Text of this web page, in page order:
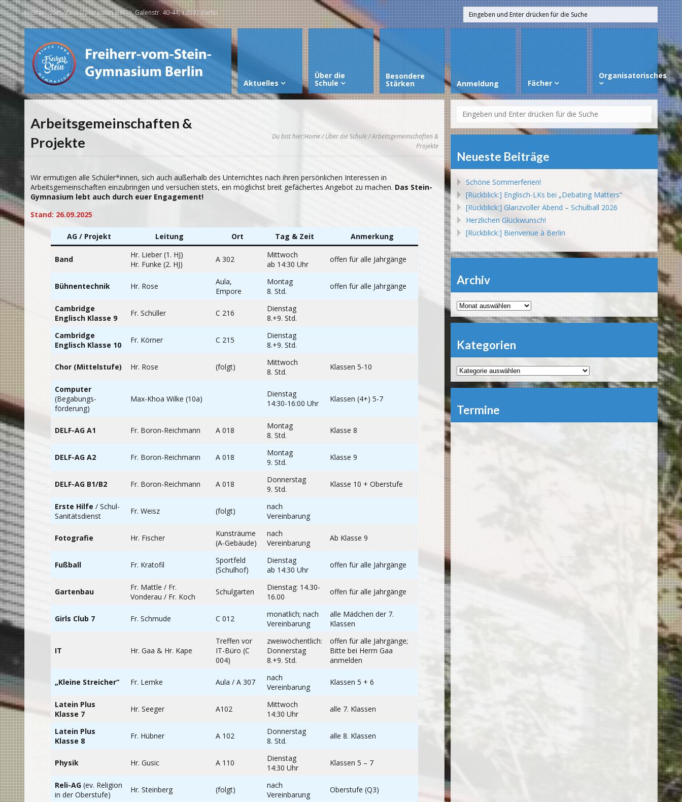
Freiherr-vom-Stein-Gymnasium Berlin, Galenstr. 40-44, 13597 Berlin
Aktuelles
Über die
Schule
Besondere
Stärken Anmeldung Fächer
Organisatorisches
Arbeitsgemeinschaften &
Projekte
Du bist hier:Home/Über die Schule/ Arbeitsgemeinschaften &
Projekte
Wir ermutigen alle Schüler*innen, sich auch außerhalb des Unterrichtes nach ihren persönlichen Interessen in
Arbeitsgemeinschaften einzubringen und versuchen stets, ein möglichst breit gefächertes Angebot zu machen. Das Stein-
Gymnasium lebt auch durch euer Engagement!
Stand: 26.09.2025
AG / Projekt Leitung Ort Tag & Zeit Anmerkung
Band
Hr. Lieber (1. HJ)
Hr. Funke (2. HJ)
A 302
Mittwoch
ab 14:30 Uhr
offen für alle Jahrgänge
Bühnentechnik Hr. Rose
Aula,
Empore
Montag
8. Std.
offen für alle Jahrgänge
Cambridge
Englisch Klasse 9
Fr. Schüller C 216
Dienstag
8.+9. Std.
Cambridge
Englisch Klasse 10
Fr. Körner C 215
Dienstag
8.+9. Std.
Chor (Mittelstufe) Hr. Rose (folgt)
Mittwoch
8. Std.
Klassen 5-10
Computer
(Begabungs-
förderung)
Max-Khoa Wilke (10a)
Dienstag
14:30-16:00 Uhr
Klassen (4+) 5-7
DELF-AG A1 Fr. Boron-Reichmann A 018
Montag
8. Std.
Klasse 8
DELF-AG A2 Fr. Boron-Reichmann A 018
Montag
9. Std.
Klasse 9
DELF-AG B1/B2 Fr. Boron-Reichmann A 018
Donnerstag
9. Std.
Klasse 10 + Oberstufe
Erste Hilfe / Schul-
Sanitätsdienst
Fr. Weisz (folgt)
nach
Vereinbarung
Fotografie Hr. Fischer
Kunsträume
(A-Gebäude)
nach
Vereinbarung
Ab Klasse 9
Fußball Fr. Kratofil
Sportfeld
(Schulhof)
Dienstag
ab 14:30 Uhr
offen für alle Jahrgänge
Gartenbau
Fr. Mattle / Fr.
Vonderau / Fr. Koch
Schulgarten
Dienstag: 14.30-
16.00
offen für alle Jahrgänge
Girls Club 7 Fr. Schmude C 012
monatlich; nach
Vereinbarung
alle Mädchen der 7.
Klassen
IT Hr. Gaa & Hr. Kape
Treffen vor
IT-Büro (C
004)
zweiwöchentlich:
Donnerstag
8.+9. Std.
offen für alle Jahrgänge;
Bitte bei Herrn Gaa
anmelden
„Kleine Streicher“ Fr. Lemke Aula / A 307
nach
Vereinbarung
Klassen 5 + 6
Latein Plus
Klasse 7
Hr. Seeger A102
Mittwoch
14:30 Uhr
alle 7. Klassen
Latein Plus
Klasse 8
Fr. Hübner A 102
Donnerstag
8. Std.
alle 8. Klassen
Physik Hr. Gusic A 110
Dienstag
14:30 Uhr
Klassen 5 – 7
Reli-AG (ev. Religion
in der Oberstufe)
Hr. Steinberg (folgt)
nach
Vereinbarung
Oberstufe (Q3)
Neueste Beiträge
Schöne Sommerferien!
[Rückblick:] Englisch-LKs bei „Debating Matters“
[Rückblick:] Glanzvoller Abend – Schulball 2026
Herzlichen Glückwunsch!
[Rückblick:] Bienvenue à Berlin
Archiv
Archiv
Kategorien
Kategorien
Termine